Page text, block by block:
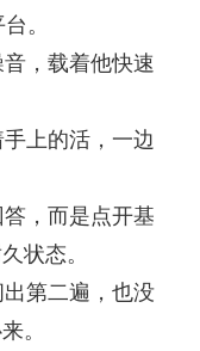
。
，载着他快速
上的活，一边
，而是点开基
状态。
第二遍，也没
。